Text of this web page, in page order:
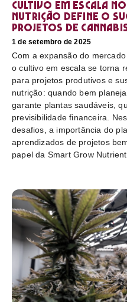
Cultivo em escala
nutrição define o
projetos de
1 de setembro de 2025
Com a expansão do
o cultivo em escala se torna
para projetos produtivos e
nutrição: quando bem
garante plantas saudáveis,
previsibilidade financeira.
desafios, a importância do
aprendizados de projetos
papel da Smart Grow